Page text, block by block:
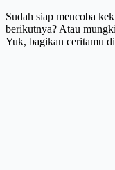
Sudah siap mencoba
berikutnya? Atau
Yuk, bagikan ceritamu